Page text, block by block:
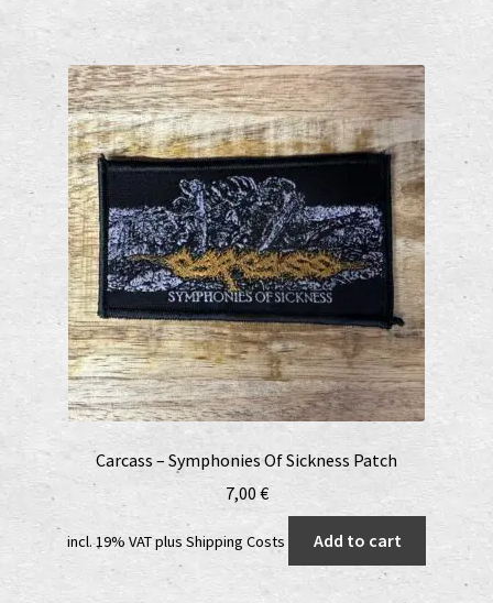
Carcass – Symphonies Of Sickness Patch
7,00 €
incl. 19% VATplus Shipping Costs Add to cart